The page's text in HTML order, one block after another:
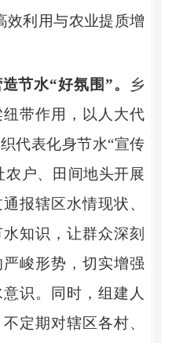
效利用与农业提质增
节水“好氛围”。
乡
带作用，以人大代
代表化身节水“宣传
农户、田间地头开展
报辖区水情现状、
知识，让群众深刻
峻形势，切实增强
识。同时，组建人
定期对辖区各村、